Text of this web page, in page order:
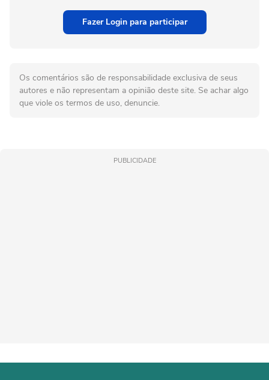
Fazer Login para participar
Os comentários são de responsabilidade exclusiva de seus
autores e não representam a opinião deste site. Se achar algo
que viole os termos de uso, denuncie.
PUBLICIDADE